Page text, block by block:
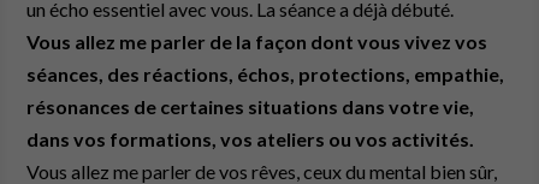
un écho essentiel avec vous. La séance a déjà débuté.
Vous allez me parler de la façon dont vous vivez vos
séances, des réactions, échos, protections, empathie,
résonances de certaines situations dans votre vie,
dans vos formations, vos ateliers ou vos activités.
Vous allez me parler de vos rêves, ceux du mental bien sûr,